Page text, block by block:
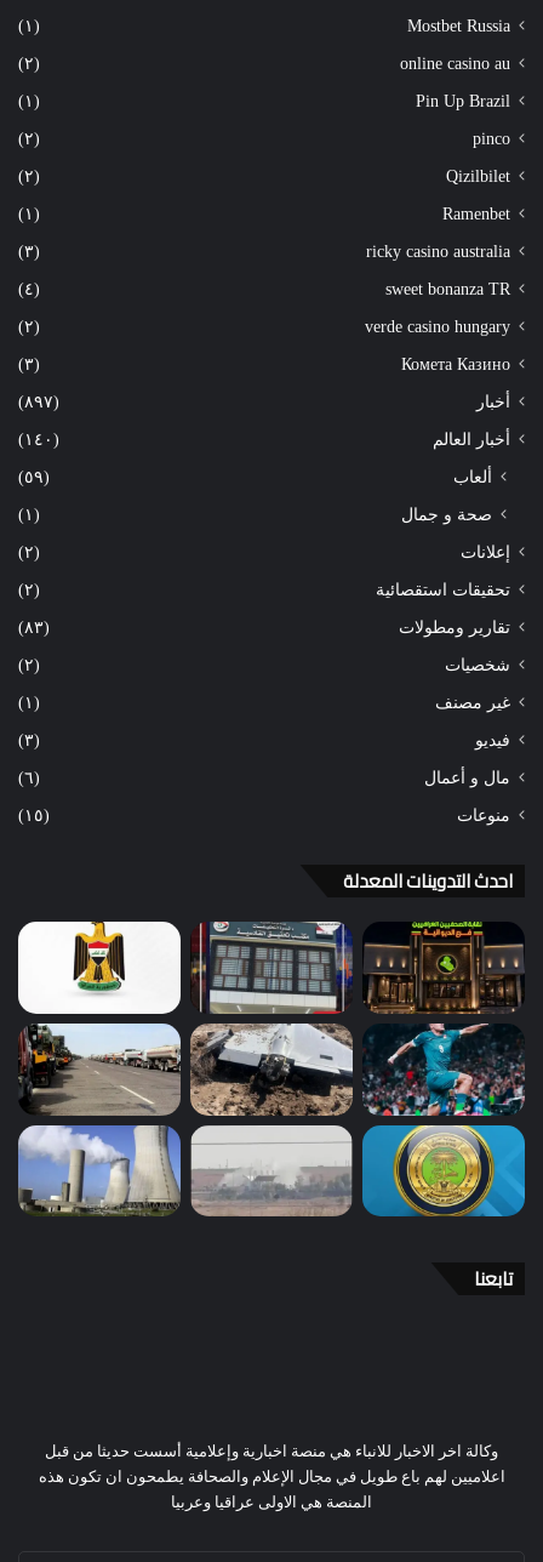
Mostbet Russia (١)
online casino au (٢)
Pin Up Brazil (١)
pinco (٢)
Qizilbilet (٢)
Ramenbet (١)
ricky casino australia (٣)
sweet bonanza TR (٤)
verde casino hungary (٢)
Комета Казино (٣)
أخبار (٨٩٧)
أخبار العالم (١٤٠)
ألعاب
(٥٩)
صحة و جمال
(١)
إعلانات (٢)
تحقيقات استقصائية (٢)
تقارير ومطولات (٨٣)
شخصيات (٢)
غير مصنف (١)
فيديو (٣)
مال و أعمال (٦)
منوعات (١٥)
احدث التدوينات المعدلة
تابعنا
وكالة اخر الاخبار للانباء هي منصة اخبارية وإعلامية أسست حديثا من قبل
اعلاميين لهم باع طويل في مجال الإعلام والصحافة يطمحون ان تكون هذه
المنصة هي الاولى عراقيا وعربيا